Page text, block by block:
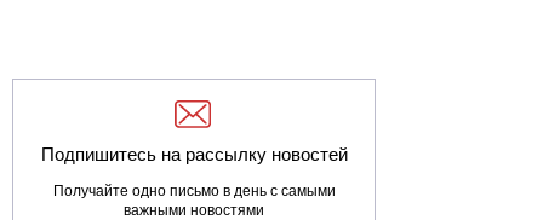
Подпишитесь на рассылку новостей
Получайте одно письмо в день с самыми
важными новостями